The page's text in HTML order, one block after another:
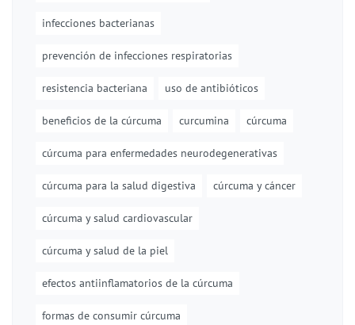
infecciones bacterianas
prevención de infecciones respiratorias
resistencia bacteriana uso de antibióticos
beneficios de la cúrcuma curcumina cúrcuma
cúrcuma para enfermedades neurodegenerativas
cúrcuma para la salud digestiva cúrcuma y cáncer
cúrcuma y salud cardiovascular
cúrcuma y salud de la piel
efectos antiinflamatorios de la cúrcuma
formas de consumir cúrcuma